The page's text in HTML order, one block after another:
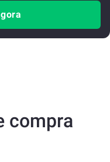
compra